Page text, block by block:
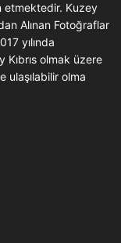
etmektedir. Kuzey
Alınan Fotoğraflar
yılında
olmak üzere
ulaşılabilir olma